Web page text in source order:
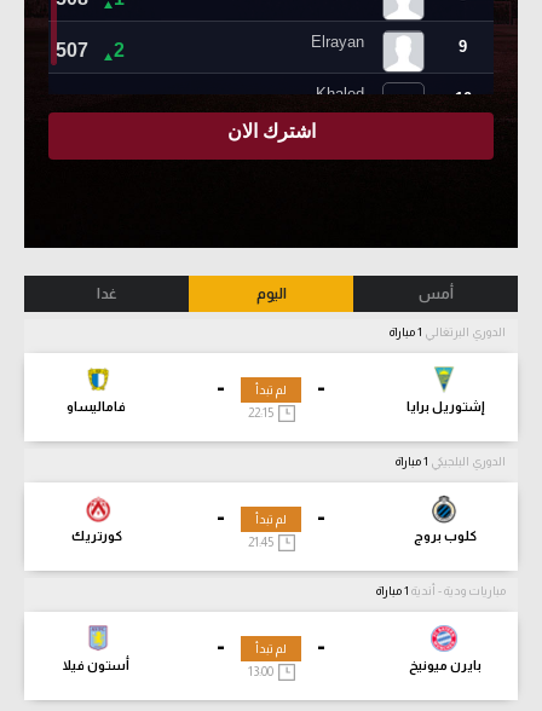
أمس اليوم غدا
الدوري البرتغالي
-
إشتوريل برايا
-
فاماليساو
لم تبدأ
22:15
الدوري البلجيكي
-
كلوب بروج
-
كورتريك
لم تبدأ
21:45
مباريات ودية - أندية
-
بايرن ميونيخ
-
أستون فيلا
لم تبدأ
13:00